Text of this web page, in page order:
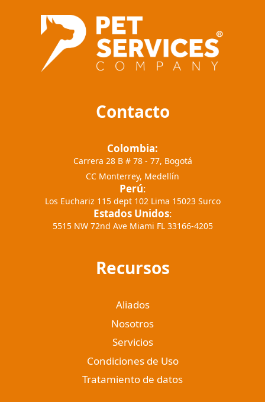
Contacto
Colombia:
Carrera 28 B # 78 - 77, Bogotá
CC Monterrey, Medellín
Perú:
Los Euchariz 115 dept 102 Lima 15023 Surco
Estados Unidos:
5515 NW 72nd Ave Miami FL 33166-4205
Recursos
Aliados
Nosotros
Servicios
Condiciones de Uso
Tratamiento de datos